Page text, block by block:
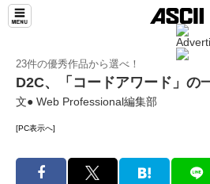
23件の優秀作品から選べ！
D2C、「コードアワード」の
文● Web Professional編集部
[PC表示へ]